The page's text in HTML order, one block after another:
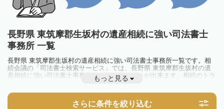
長野県 東筑摩郡生坂村の遺産相続に強い司法書士
事務所 一覧
長野県 東筑摩郡生坂村の遺産相続に強い司法書士事務所一覧です。相
続会議の「司法書士検索サービス」では、長野県 東筑摩郡生坂村の遺
産相続に強い司法書士事務所を一覧で見ることが出来ます。相続のトラ
ブルやお悩みを抱えている方は一度近隣の司法書士に相談してみましょ
もっと見る
さらに条件を絞り込む